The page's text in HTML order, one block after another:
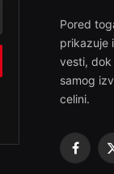
Pored
prikazuje
vesti, dok
samog
celini.